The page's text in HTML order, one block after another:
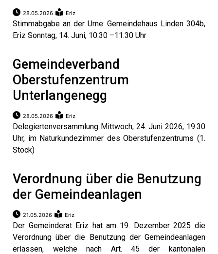
28.05.2026 Eriz
Stimmabgabe an der Urne: Gemeindehaus Linden 304b,
Eriz Sonntag, 14. Juni, 10.30 –11.30 Uhr
Gemeindeverband
Oberstufenzentrum
Unterlangenegg
28.05.2026 Eriz
Delegiertenversammlung Mittwoch, 24. Juni 2026, 19.30
Uhr, im Naturkundezimmer des Oberstufenzentrums (1.
Stock)
Verordnung über die Benutzung
der Gemeindeanlagen
21.05.2026 Eriz
Der Gemeinderat Eriz hat am 19. Dezember 2025 die
Verordnung über die Benutzung der Gemeindeanlagen
erlassen, welche nach Art. 45 der kantonalen